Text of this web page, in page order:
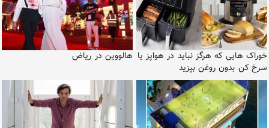
هالووین در ریاض خوراک هایی که هرگز نباید در هواپز یا
سرخ کن بدون روغن بپزید